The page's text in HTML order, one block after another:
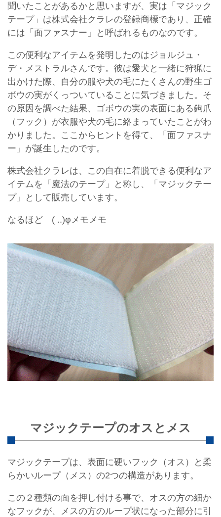
聞いたことがあるかと思いますが、実は「マジック
テープ」は株式会社クラレの登録商標であり、正確
には「面ファスナー」と呼ばれるものなのです。
この便利なアイテムを発明したのはジョルジュ・
デ・メストラルさんです。彼は愛犬と一緒に狩猟に
出かけた際、自分の服や犬の毛にたくさんの野生ゴ
ボウの実がくっついていることに気づきました。そ
の原因を調べた結果、ゴボウの実の表面にある鉤爪
（フック）が衣服や犬の毛に絡まっていたことがわ
かりました。ここからヒントを得て、「面ファスナ
ー」が誕生したのです。
株式会社クラレは、この自在に着脱できる便利なア
イテムを「魔法のテープ」と称し、「マジックテー
プ」として販売しています。
なるほど ( ..)φメモメモ
マジックテープのオスとメス
マジックテープは、表面に硬いフック（オス）と柔
らかいループ（メス）の2つの構造があります。
この２種類の面を押し付ける事で、オスの方の細か
なフックが、メスの方のループ状になった部分に引